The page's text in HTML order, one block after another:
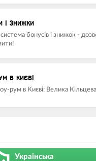
І ЗНИЖКИ
система бонусів і знижок -
В КИЄВІ
рум в Києві: Велика
Українська